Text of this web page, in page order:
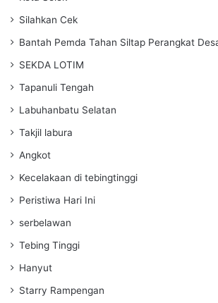
Silahkan Cek
Bantah Pemda Tahan Siltap Perangkat
SEKDA LOTIM
Tapanuli Tengah
Labuhanbatu Selatan
Takjil labura
Angkot
Kecelakaan di tebingtinggi
Peristiwa Hari Ini
serbelawan
Tebing Tinggi
Hanyut
Starry Rampengan